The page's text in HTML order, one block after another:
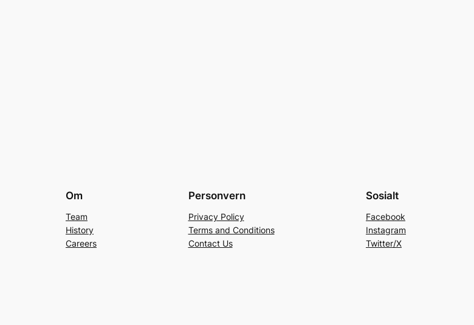
Om
Team
History
Careers
Personvern
Privacy Policy
Terms and Conditions
Contact Us
Sosialt
Facebook
Instagram
Twitter/X